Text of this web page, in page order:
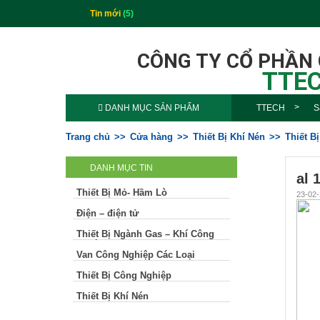
Tin mới (5)
CÔNG TY CỔ
DANH MỤC SẢN PHẨM TTECH
Trang chủ Cửa hàng Thiết Bị Khí Nén Thiết
DANH MỤC TIN
Thiết Bị Mỏ- Hầm Lò
Điện – điện tử
Thiết Bị Ngành Gas – Khí Công
Van Công Nghiệp Các Loại
Thiết Bị Công Nghiệp
Thiết Bị Khí Nén
al 1
23-